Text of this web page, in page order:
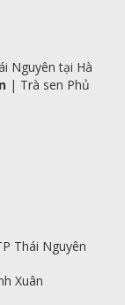
Nguyên tại Hà
| Trà sen Phủ
Thái Nguyên
Xuân